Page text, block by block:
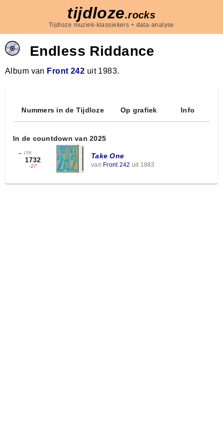
tijdloze.rocks
Tijdloze muziek-klassiekers + data-analyse
Endless Riddance
Album van Front 242 uit 1983.
Nummers in de Tijdloze Op grafiek Info
In de countdown van 2025
← 1705
1732
-27
Take One
van Front 242 uit 1983